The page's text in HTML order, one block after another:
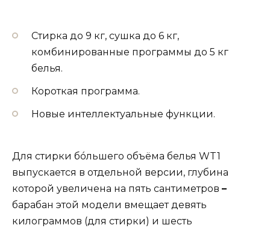
Стирка до 9 кг, сушка до 6 кг,
комбинированные программы до 5 кг
белья.
Короткая программа.
Новые интеллектуальные функции.
Для стирки бóльшего объёма белья WT1
выпускается в отдельной версии, глубина
которой увеличена на пять сантиметров –
барабан этой модели вмещает девять
килограммов (для стирки) и шесть